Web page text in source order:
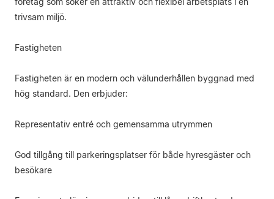
trivsam miljö.
Fastigheten
Fastigheten är en modern och välunderhållen byggnad med
hög standard. Den erbjuder:
Representativ entré och gemensamma utrymmen
God tillgång till parkeringsplatser för både hyresgäster och
besökare